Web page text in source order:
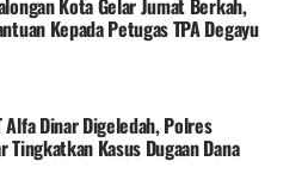
Kota Gelar Jumat Berkah,
Kepada Petugas TPA Degayu
Alfa Dinar Digeledah, Polres
Tingkatkan Kasus Dugaan Dana
Naik ke Penyidikan